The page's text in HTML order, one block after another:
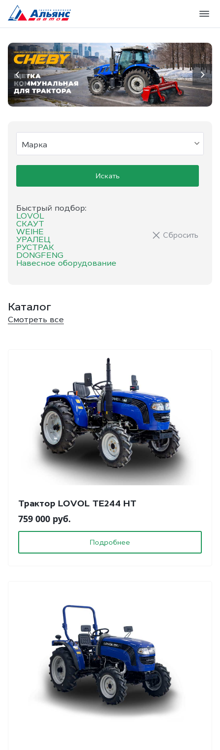
Быстрый подбор:
LOVOL
СКАУТ
WEIHE
УРАЛЕЦ
РУСТРАК
DONGFENG
Навесное оборудование
Сбросить
Искать
Каталог
Смотреть все
Трактор LOVOL TE244 HT
759 000 руб.
Подробнее